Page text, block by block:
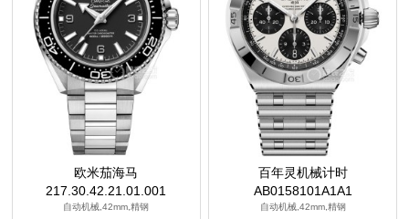
欧米茄海马
217.30.42.21.01.001
自动机械,42mm,精钢
百年灵机械计时
AB0158101A1A1
自动机械,42mm,精钢